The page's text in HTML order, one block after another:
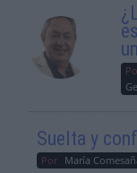
Suelta y
Por María